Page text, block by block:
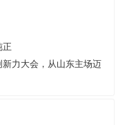
正
力大会，从山东主场迈